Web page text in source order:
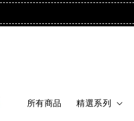
所有商品 精選系列